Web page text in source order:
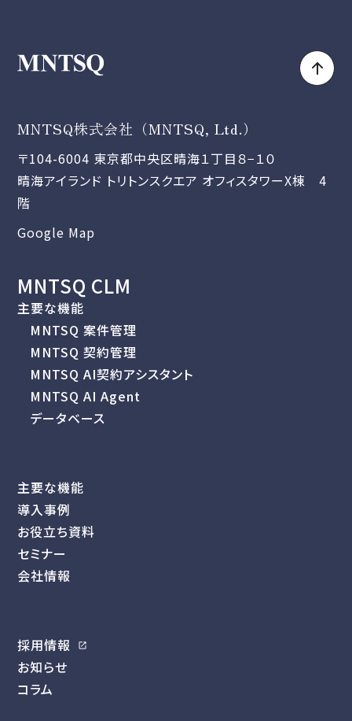
MNTSQ株式会社（MNTSQ, Ltd.）
〒104-6004 東京都中央区晴海１丁目８−１０
晴海アイランド トリトンスクエア オフィスタワーX棟 4
階
Google Map
MNTSQ CLM
主要な機能
MNTSQ 案件管理
MNTSQ 契約管理
MNTSQ AI契約アシスタント
MNTSQ AI Agent
データベース
主要な機能
導入事例
お役立ち資料
セミナー
会社情報
採用情報
お知らせ
コラム